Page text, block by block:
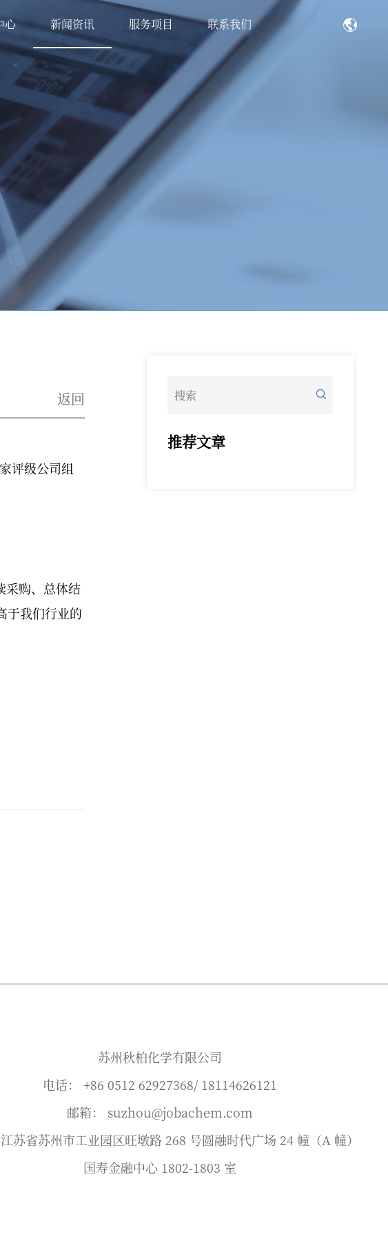
心 新闻资讯 服务项目 联系我们
推荐文章
返回
评级公司组
采购、总体结
于我们行业的
苏州秋柏化学有限公司
电话： +86 0512 62927368/ 18114626121
邮箱： suzhou@jobachem.com
苏省苏州市工业园区旺墩路 268 号圆融时代广场 24 幢（A 幢）
国寿金融中心 1802-1803 室